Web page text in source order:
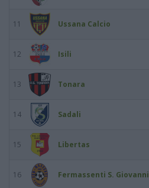
11 Ussana Calcio
12 Isili
13 Tonara
14 Sadali
15 Libertas
16 Fermassenti S. Giovanni